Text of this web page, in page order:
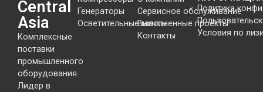
Central
Asia
Комплексные
поставки
промышленного
оборудования.
Лидер в
Генераторы
Осветительные мачты
Сервисное обслуживание
Выполненные проекты
Контакты
Политика
Условия по